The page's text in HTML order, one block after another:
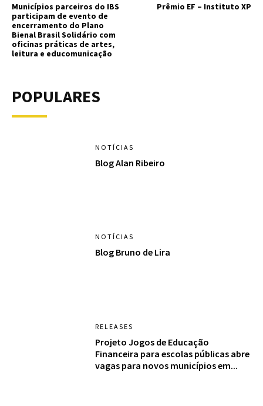
Municípios parceiros do IBS
participam de evento de
encerramento do Plano
Bienal Brasil Solidário com
oficinas práticas de artes,
leitura e educomunicação
Prêmio EF – Instituto XP
POPULARES
NOTÍCIAS
Blog Alan Ribeiro
NOTÍCIAS
Blog Bruno de Lira
RELEASES
Projeto Jogos de Educação
Financeira para escolas públicas abre
vagas para novos municípios em...